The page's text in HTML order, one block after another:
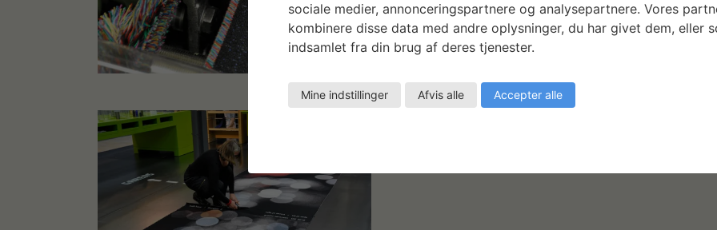
sociale medier, annonceringspartnere og analysepartnere. Vores
kombinere disse data med andre oplysninger, du har givet dem, eller
indsamlet fra din brug af deres tjenester.
Mine indstillinger Afvis alle Accepter alle